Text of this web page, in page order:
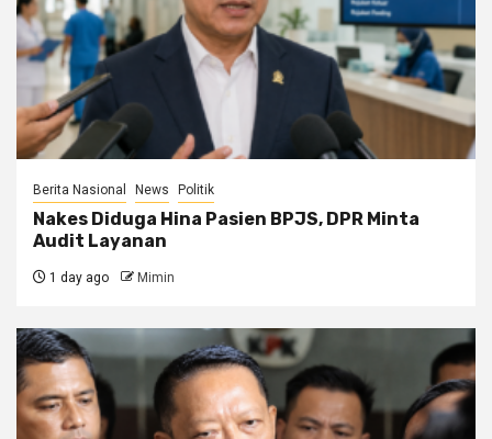
Berita Nasional News Politik
Nakes Diduga Hina Pasien BPJS, DPR Minta
Audit Layanan
1 day ago Mimin